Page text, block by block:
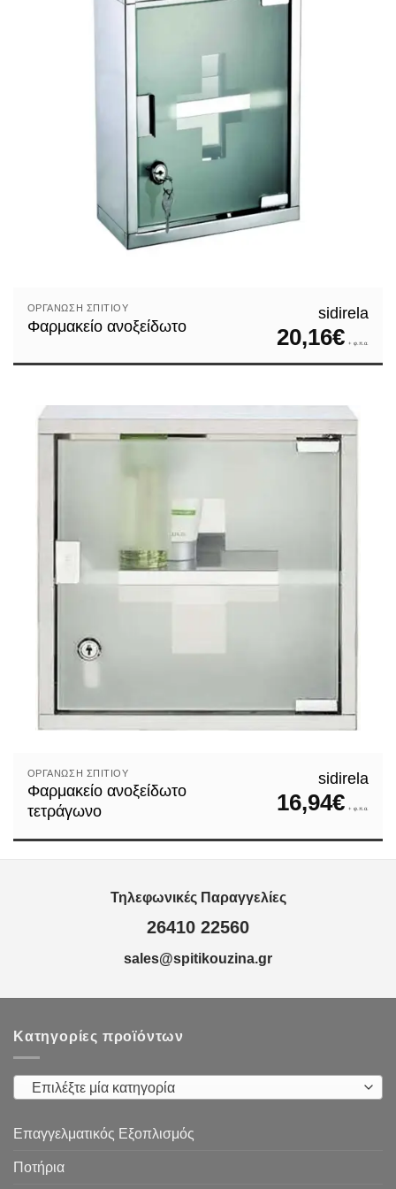
ΟΡΓΆΝΩΣΗ ΣΠΙΤΙΟΎ
Φαρμακείο ανοξείδωτο
sidirela
20,16€ + φ.π.α.
ΟΡΓΆΝΩΣΗ ΣΠΙΤΙΟΎ
Φαρμακείο ανοξείδωτο
τετράγωνο
sidirela
16,94€ + φ.π.α.
Τηλεφωνικές Παραγγελίες
26410 22560
sales@spitikouzina.gr
Κατηγορίες προϊόντων
Επιλέξτε μία κατηγορία
Επαγγελματικός Εξοπλισμός
Ποτήρια